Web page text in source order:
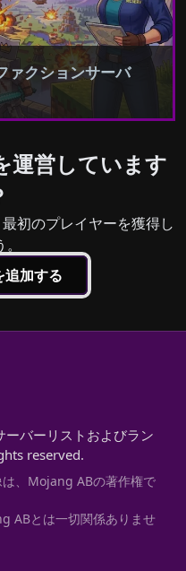
クションサーバ
運営しています
初のプレイヤーを獲得し
追加する
バーリストおよびラン
reserved.
、Mojang ABの著作権で
ABとは一切関係ありませ